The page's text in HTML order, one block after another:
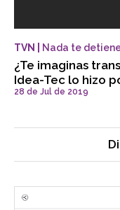
TVN | Nada te
¿Te imaginas
Idea-Tec lo hizo
28 de Jul de 2019